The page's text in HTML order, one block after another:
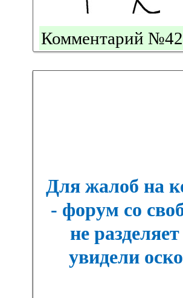
Комментарий
Для жалоб на
- форум со
не
увидели